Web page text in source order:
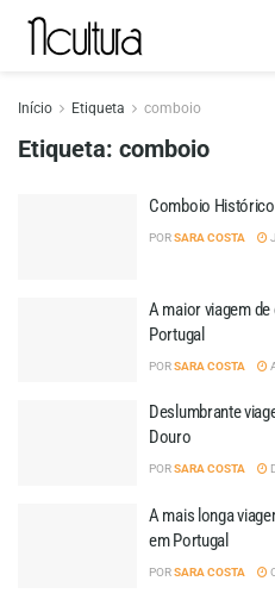
Início Etiqueta comboio
Etiqueta: comboio
Comboio
PORSARA COSTA
A maior viagem
Portugal
PORSARA COSTA
Deslumbrante
Douro
PORSARA COSTA
A mais longa
em Portugal
PORSARA COSTA